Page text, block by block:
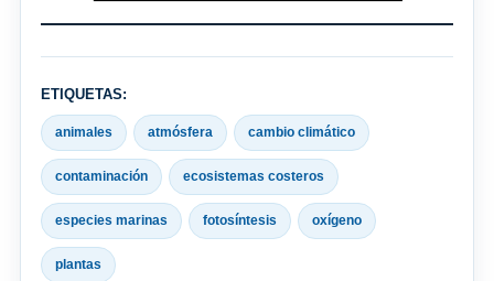
ETIQUETAS:
animales atmósfera cambio climático
contaminación ecosistemas costeros
especies marinas fotosíntesis oxígeno
plantas